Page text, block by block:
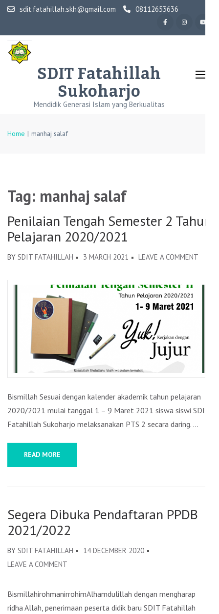
Skip
content
(Press
Enter)
sdit.fatahillah.skh@gmail.com 08112653636
SDIT Fatahillah
Sukoharjo
Mendidik Generasi Islam yang Berkualitas
Home | manhaj salaf
Tag: manhaj salaf
Penilaian Tengah Semester 2 Tahun
Pelajaran 2020/2021
BY SDIT FATAHILLAH 3 MARCH 2021 LEAVE A COMMENT
Bismillah Sesuai dengan kalender akademik tahun pelajaran
2020/2021 mulai tanggal 1 – 9 Maret 2021 siswa siswi SDIT
Fatahillah Sukoharjo melaksanakan PTS 2 secara daring. …
READ MORE
Segera Dibuka Pendaftaran PPDB
2021/2022
BY SDIT FATAHILLAH
14 DECEMBER 2020
LEAVE A COMMENT
DIBUKA
PENDAFTARAN
BismillahirohmanirrohimAlhamdulillah dengan mengharap
ridha Allah, penerimaan peserta didik baru SDIT Fatahillah